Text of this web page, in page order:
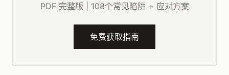
PDF 完整版 | 108个常见陷阱 + 应对方案
免费获取指南